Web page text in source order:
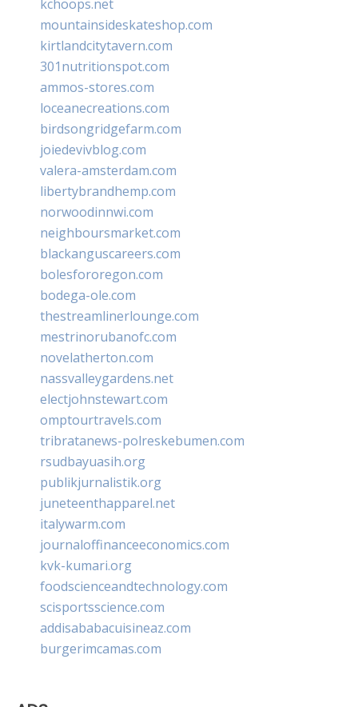
kchoops.net
mountainsideskateshop.com
kirtlandcitytavern.com
301nutritionspot.com
ammos-stores.com
loceanecreations.com
birdsongridgefarm.com
joiedevivblog.com
valera-amsterdam.com
libertybrandhemp.com
norwoodinnwi.com
neighboursmarket.com
blackanguscareers.com
bolesfororegon.com
bodega-ole.com
thestreamlinerlounge.com
mestrinorubanofc.com
novelatherton.com
nassvalleygardens.net
electjohnstewart.com
omptourtravels.com
tribratanews-polreskebumen.com
rsudbayuasih.org
publikjurnalistik.org
juneteenthapparel.net
italywarm.com
journaloffinanceeconomics.com
kvk-kumari.org
foodscienceandtechnology.com
scisportsscience.com
addisababacuisineaz.com
burgerimcamas.com